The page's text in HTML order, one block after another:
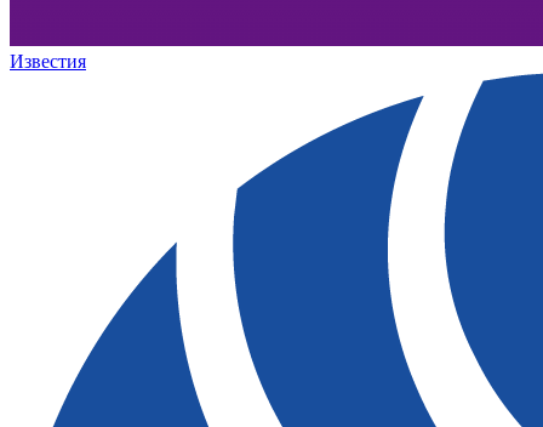
Известия